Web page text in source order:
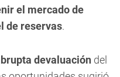
el mercado de
de reservas.
devaluación del